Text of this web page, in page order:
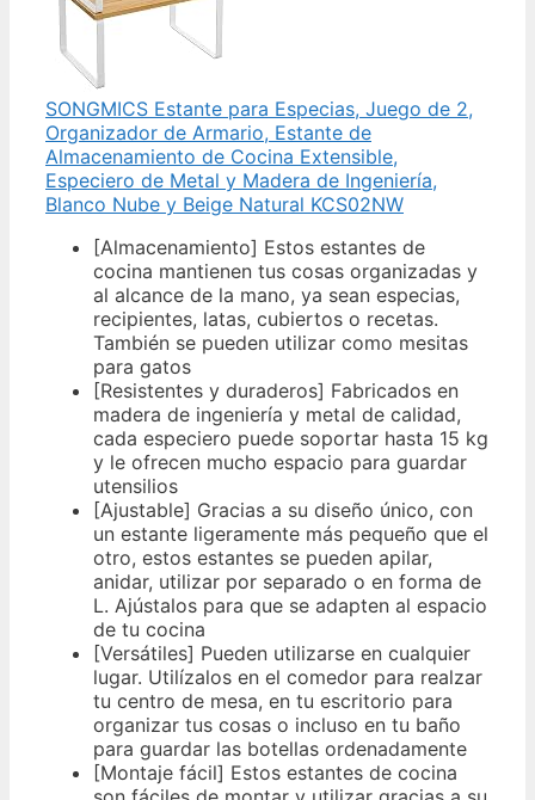
SONGMICS Estante para Especias, Juego de 2,
Organizador de Armario, Estante de
Almacenamiento de Cocina Extensible,
Especiero de Metal y Madera de Ingeniería,
Blanco Nube y Beige Natural KCS02NW
[Almacenamiento] Estos estantes de
cocina mantienen tus cosas organizadas y
al alcance de la mano, ya sean especias,
recipientes, latas, cubiertos o recetas.
También se pueden utilizar como mesitas
para gatos
[Resistentes y duraderos] Fabricados en
madera de ingeniería y metal de calidad,
cada especiero puede soportar hasta 15 kg
y le ofrecen mucho espacio para guardar
utensilios
[Ajustable] Gracias a su diseño único, con
un estante ligeramente más pequeño que el
otro, estos estantes se pueden apilar,
anidar, utilizar por separado o en forma de
L. Ajústalos para que se adapten al espacio
de tu cocina
[Versátiles] Pueden utilizarse en cualquier
lugar. Utilízalos en el comedor para realzar
tu centro de mesa, en tu escritorio para
organizar tus cosas o incluso en tu baño
para guardar las botellas ordenadamente
[Montaje fácil] Estos estantes de cocina